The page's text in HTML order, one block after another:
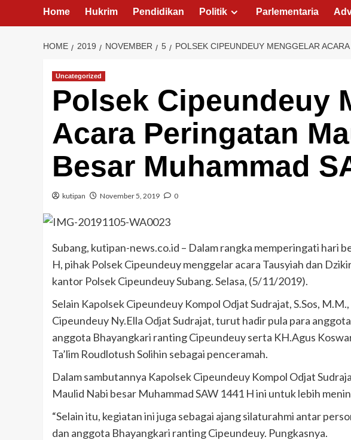
Home Hukrim Pendidikan Politik Parlementaria
HOME 2019 NOVEMBER 5 POLSEK CIPEUNDEUY MENGGELAR
Uncategorized
Polsek Cipeundeuy
Acara Peringatan
Besar Muhammad
kutipan November 5, 2019 0
Subang, kutipan-news.co.id – Dalam rangka memperingati hari
H, pihak Polsek Cipeundeuy menggelar acara Tausyiah dan
kantor Polsek Cipeundeuy Subang. Selasa, (5/11/2019).
Selain Kapolsek Cipeundeuy Kompol Odjat Sudrajat, S.Sos,
Cipeundeuy Ny.Ella Odjat Sudrajat, turut hadir pula para
anggota Bhayangkari ranting Cipeundeuy serta KH.Agus
Ta’lim Roudlotush Solihin sebagai penceramah.
Dalam sambutannya Kapolsek Cipeundeuy Kompol Odjat
Maulid Nabi besar Muhammad SAW 1441 H ini untuk lebih
“Selain itu, kegiatan ini juga sebagai ajang silaturahmi antar
dan anggota Bhayangkari ranting Cipeundeuy. Pungkasnya.